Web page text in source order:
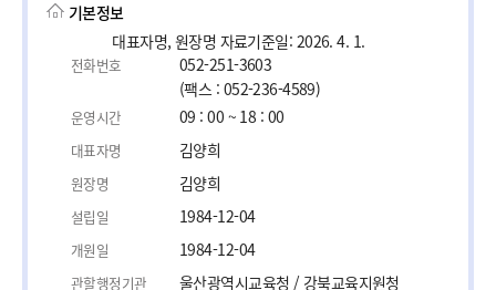
기본정보
대표자명, 원장명 자료기준일: 2026. 4. 1.
전화번호
052-251-3603
(팩스 : 052-236-4589)
운영시간 09 : 00 ~ 18 : 00
대표자명 김양희
원장명 김양희
설립일 1984-12-04
개원일 1984-12-04
관할행정기관 울산광역시교육청 / 강북교육지원청